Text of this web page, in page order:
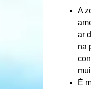
A
ar
na
É